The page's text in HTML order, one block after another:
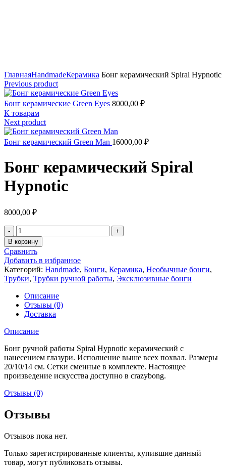
ГлавнаяHandmadeКерамика Бонг керамический Spiral Hypnotic
Previous product
Бонг керамические Green Eyes 8000,00 ₽
К товарам
Next product
Бонг керамический Green Man 16000,00 ₽
Бонг керамический Spiral
Hypnotic
8000,00 ₽
Количество
В корзину
Сравнить
Добавить в избранное
Категорий: Handmade, Бонги, Керамика, Необычные бонги,
Трубки, Трубки ручной работы, Эксклюзивные бонги
Описание
Отзывы (0)
Доставка
Описание
Бонг ручной работы Spiral Hypnotic керамический с
нанесением глазури. Исполнение выше всех похвал. Размеры
20/10/14 см. Сетки сменные в комплекте. Настоящее
произведение искусства доступно в crazybong.
Отзывы (0)
Отзывы
Отзывов пока нет.
Только зарегистрированные клиенты, купившие данный
товар, могут публиковать отзывы.